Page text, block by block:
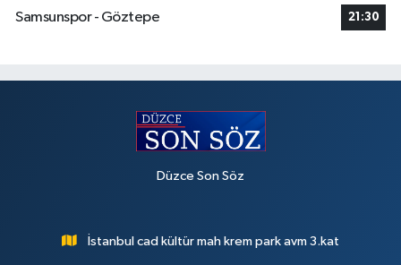
Samsunspor - Göztepe
21:30
Düzce Son Söz
İstanbul cad kültür mah krem park avm 3.kat